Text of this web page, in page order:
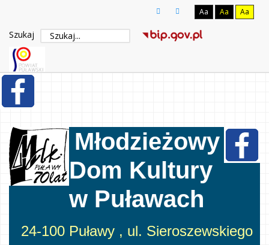
Aa Aa Aa
Szukaj
Młodzieżowy
Dom Kultury
w Puławach
24-100 Puławy , ul. Sieroszewskiego